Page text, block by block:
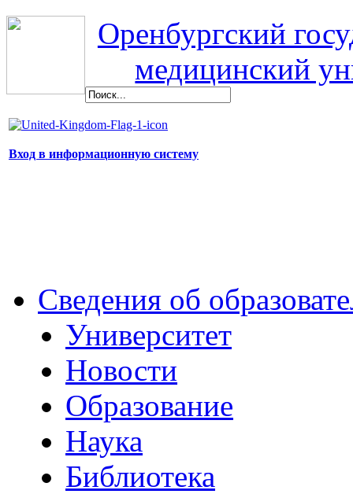
Оренбургский
медицинский
Вход в информационную систему
Сведения об
Университет
Новости
Образование
Наука
Библиотека